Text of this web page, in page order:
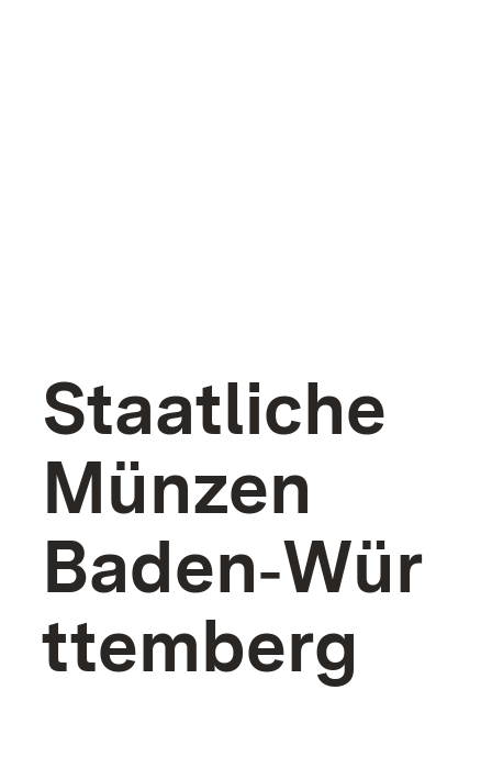
Staatliche
Münzen
Baden‑Wür
ttemberg